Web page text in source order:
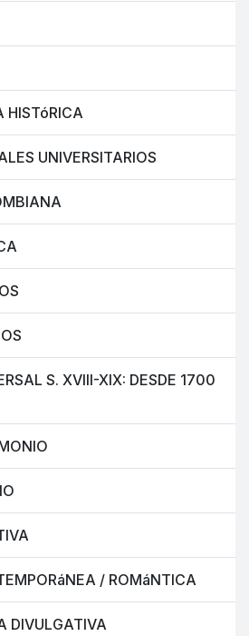
HISTóRICA
UNIVERSITARIOS
S. XVIII-XIX: DESDE 1700
/ ROMáNTICA
DIVULGATIVA